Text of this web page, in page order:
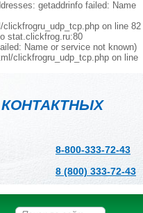
getaddrinfo failed: Name
on line 82
stat.clickfrog.ru:80
Name or service not known)
clickfrogru_udp_tcp.php on line
КОНТАКТНЫХ
8-800-333-72-43
8 (800) 333-72-43